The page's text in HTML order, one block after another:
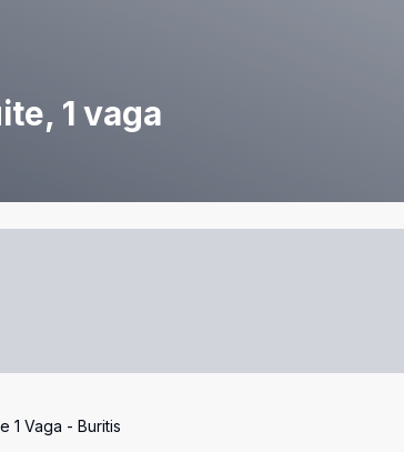
1 vaga
1 Vaga - Buritis